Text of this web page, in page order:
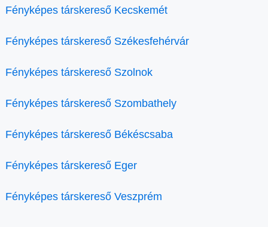
Fényképes társkereső Kecskemét
Fényképes társkereső Székesfehérvár
Fényképes társkereső Szolnok
Fényképes társkereső Szombathely
Fényképes társkereső Békéscsaba
Fényképes társkereső Eger
Fényképes társkereső Veszprém